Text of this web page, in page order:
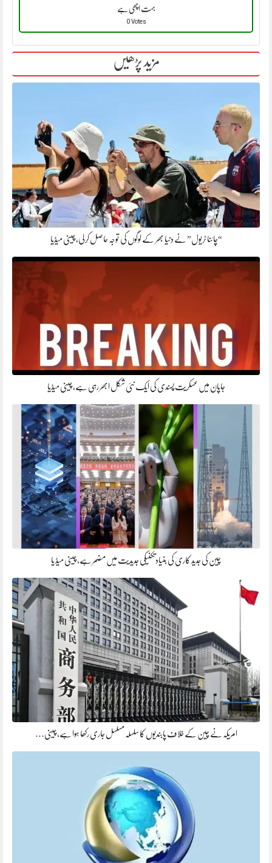
بہت اچھی ہے
0 Votes
مزید پڑھیں
“چائنا ٹریول” نے دنیا بھر کے لوگوں کی توجہ حاصل کر لی، چینی میڈیا
جاپان میں عسکریت پسندی کی ایک نئی شکل ابھر رہی ہے، چینی میڈیا
چین کی جدید کاری کی بنیادتکنیکی جدیدیت میں مضمر ہے، چینی میڈ یا
امریکہ نے چین کے خلاف پابندیوں کا سلسلہ مسلسل جاری رکھا ہوا ہے، چینی…